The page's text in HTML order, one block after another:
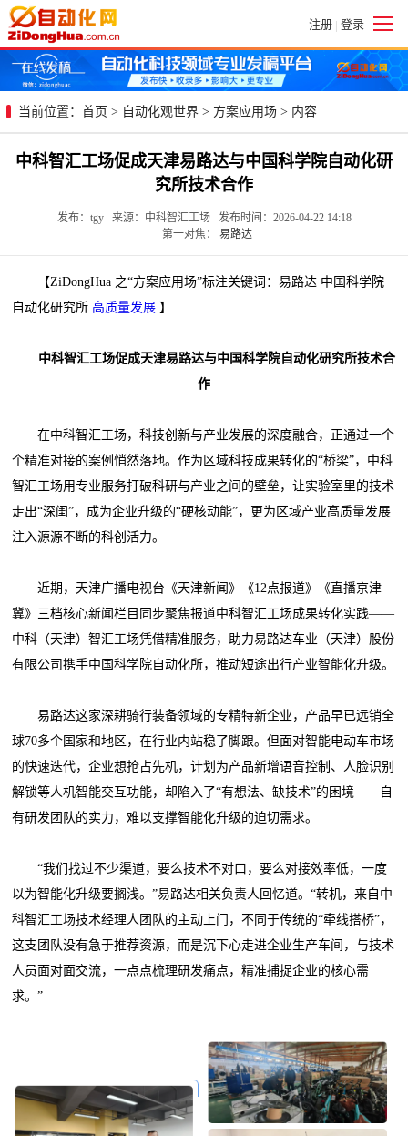
注册 | 登录
当前位置： 首页 > 自动化观世界 > 方案应用场 > 内容
中科智汇工场促成天津易路达与中国科学院自动化研
究所技术合作
发布：tgy 来源：中科智汇工场 发布时间：2026-04-22 14:18
第一对焦： 易路达
【ZiDongHua 之“方案应用场”标注关键词：易路达 中国科学院
自动化研究所 高质量发展 】
中科智汇工场促成天津易路达与中国科学院自动化研究所技术合
作
在中科智汇工场，科技创新与产业发展的深度融合，正通过一个
个精准对接的案例悄然落地。作为区域科技成果转化的“桥梁”，中科
智汇工场用专业服务打破科研与产业之间的壁垒，让实验室里的技术
走出“深闺”，成为企业升级的“硬核动能”，更为区域产业高质量发展
注入源源不断的科创活力。
近期，天津广播电视台《天津新闻》《12点报道》《直播京津
冀》三档核心新闻栏目同步聚焦报道中科智汇工场成果转化实践——
中科（天津）智汇工场凭借精准服务，助力易路达车业（天津）股份
有限公司携手中国科学院自动化所，推动短途出行产业智能化升级。
易路达这家深耕骑行装备领域的专精特新企业，产品早已远销全
球70多个国家和地区，在行业内站稳了脚跟。但面对智能电动车市场
的快速迭代，企业想抢占先机，计划为产品新增语音控制、人脸识别
解锁等人机智能交互功能，却陷入了“有想法、缺技术”的困境——自
有研发团队的实力，难以支撑智能化升级的迫切需求。
“我们找过不少渠道，要么技术不对口，要么对接效率低，一度
以为智能化升级要搁浅。”易路达相关负责人回忆道。“转机，来自中
科智汇工场技术经理人团队的主动上门，不同于传统的“牵线搭桥”，
这支团队没有急于推荐资源，而是沉下心走进企业生产车间，与技术
人员面对面交流，一点点梳理研发痛点，精准捕捉企业的核心需
求。”